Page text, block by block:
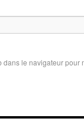
le navigateur pour